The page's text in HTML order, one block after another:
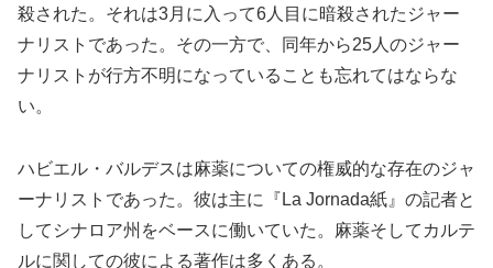
殺された。それは3月に入って6人目に暗殺されたジャー
ナリストであった。その一方で、同年から25人のジャー
ナリストが行方不明になっていることも忘れてはならな
い。
ハビエル・バルデスは麻薬についての権威的な存在のジャ
ーナリストであった。彼は主に『La Jornada紙』の記者と
してシナロア州をベースに働いていた。麻薬そしてカルテ
ルに関しての彼による著作は多くある。